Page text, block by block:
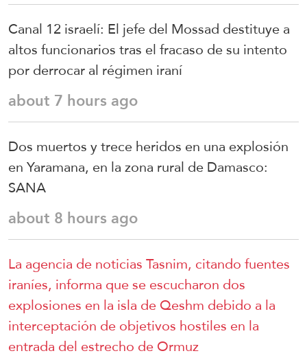
Canal 12 israelí: El jefe del Mossad destituye a
altos funcionarios tras el fracaso de su intento
por derrocar al régimen iraní
about 7 hours ago
Dos muertos y trece heridos en una explosión
en Yaramana, en la zona rural de Damasco:
SANA
about 8 hours ago
La agencia de noticias Tasnim, citando fuentes
iraníes, informa que se escucharon dos
explosiones en la isla de Qeshm debido a la
interceptación de objetivos hostiles en la
entrada del estrecho de Ormuz